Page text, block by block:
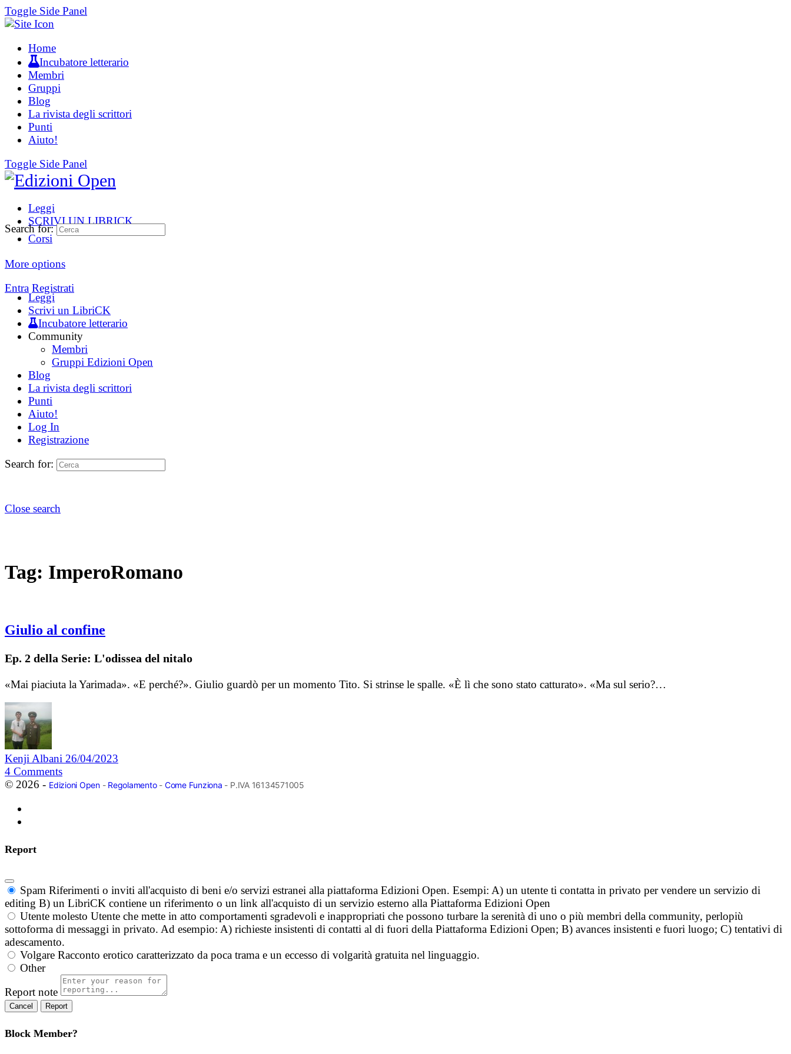
Toggle Side Panel
Home
Incubatore letterario
Membri
Gruppi
Blog
La rivista degli scrittori
Punti
Aiuto!
Toggle Side Panel
Leggi
SCRIVI UN LIBRICK
Corsi
More options
Entra Registrati
Search for:
Leggi
Scrivi un LibriCK
Incubatore letterario
Community
Membri
Gruppi Edizioni Open
Blog
La rivista degli scrittori
Punti
Aiuto!
Log In
Registrazione
Search for:
Close search
Tag: ImperoRomano
Giulio al confine
Ep. 2 della Serie: L'odissea del nitalo
«Mai piaciuta la Yarimada». «E perché?». Giulio guardò per un momento Tito. Si strinse le spalle. «È lì che sono stato catturato». «Ma sul serio?…
Kenji Albani 26/04/2023
4 Comments
© 2026 - Edizioni Open- Regolamento- Come Funziona - P.IVA 16134571005
Report
Spam Riferimenti o inviti all'acquisto di beni e/o servizi estranei alla piattaforma Edizioni Open. Esempi: A) un utente ti contatta in privato per vendere un servizio di
editing B) un LibriCK contiene un riferimento o un link all'acquisto di un servizio esterno alla Piattaforma Edizioni Open
Utente molesto Utente che mette in atto comportamenti sgradevoli e inappropriati che possono turbare la serenità di uno o più membri della community, perlopiù
sottoforma di messaggi in privato. Ad esempio: A) richieste insistenti di contatti al di fuori della Piattaforma Edizioni Open; B) avances insistenti e fuori luogo; C) tentativi di
adescamento.
Volgare Racconto erotico caratterizzato da poca trama e un eccesso di volgarità gratuita nel linguaggio.
Other
Report note
Report
Block Member?